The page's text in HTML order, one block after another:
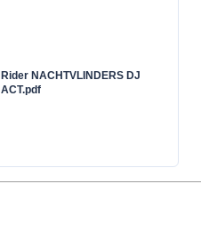
Rider NACHTVLINDERS DJ
ACT.pdf